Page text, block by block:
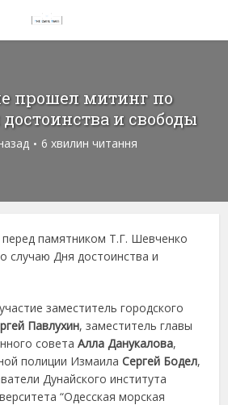
прошел митинг по
и свободы
6 хвилин читання
памятником Т.Г. Шевченко
случаю Дня достоинства и
заместитель городского
Павлухин, заместитель главы
советаАлла Данукалова,
полиции ИзмаилаСергей Бодел,
Дунайского института
“Одесская морская